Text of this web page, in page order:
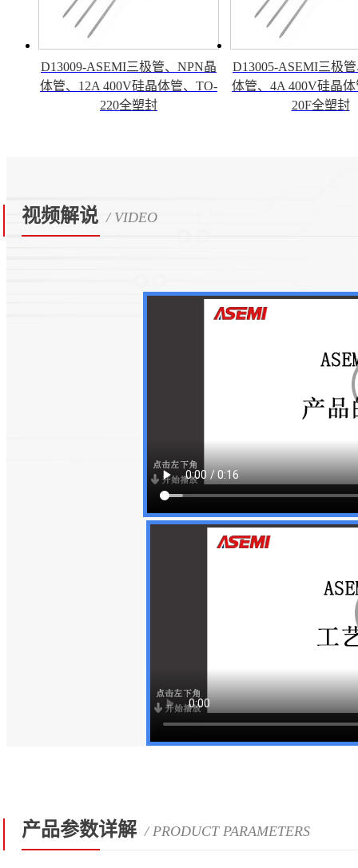
D13009-ASEMI三极管、NPN晶
体管、12A 400V硅晶体管、TO-
220全塑封
D13005-ASEMI三极
体管、4A 400V硅晶
20F全塑封
视频解说 / VIDEO
产品参数详解 / PRODUCT PARAMETERS